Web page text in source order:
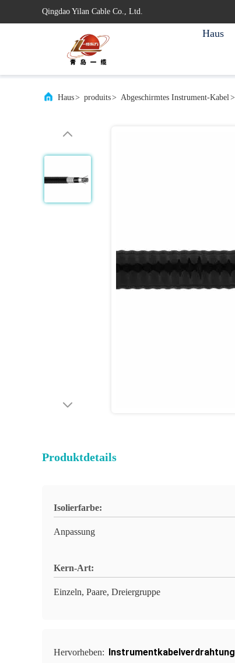
Qingdao Yilan Cable Co., Ltd.
Haus
Haus> produits> Abgeschirmtes Instrument-Kabel>
Produktdetails
Isolierfarbe:
Anpassung
Kern-Art:
Einzeln, Paare, Dreiergruppe
Hervorheben: Instrumentkabelverdrahtung